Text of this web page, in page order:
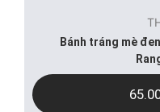
Bánh tráng mè